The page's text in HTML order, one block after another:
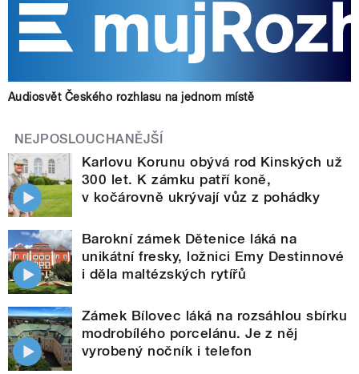
Audiosvět Českého rozhlasu na jednom místě
NEJPOSLOUCHANĚJŠÍ
Karlovu Korunu obývá rod Kinských už
300 let. K zámku patří koně,
v kočárovně ukrývají vůz z pohádky
Barokní zámek Dětenice láká na
unikátní fresky, ložnici Emy Destinnové
i děla maltézských rytířů
Zámek Bílovec láká na rozsáhlou sbírku
modrobílého porcelánu. Je z něj
vyrobený nočník i telefon